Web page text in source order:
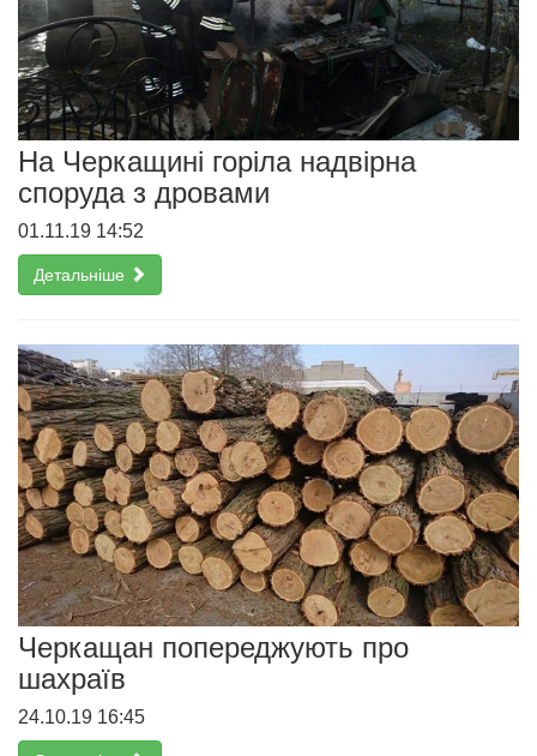
На Черкащині горіла надвірна
споруда з дровами
01.11.19 14:52
Детальніше
Черкащан попереджують про
шахраїв
24.10.19 16:45